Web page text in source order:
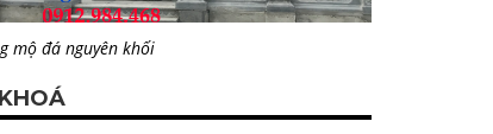
mộ đá nguyên khối